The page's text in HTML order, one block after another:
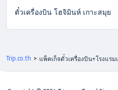
ตั๋วเครื่องบิน โฮจิมินห์ เกาะสมุย
Trip.co.th > แพ็คเก็จตั๋วเครื่องบิน+โรงแรม